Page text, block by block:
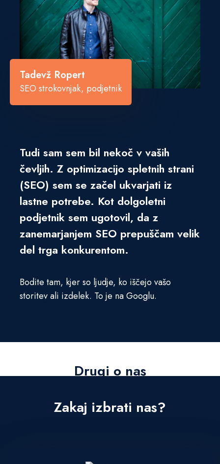
Tadevž Ropert
SEO strokovnjak, podjetnik
Tudi sam sem bil nekoč v vaših
čevljih. Z optimizacijo spletnih strani
(SEO) sem se začel ukvarjati iz
lastne potrebe. Kot dolgoletni
podjetnik sem ugotovil, da z
zanemarjanjem SEO prepuščam velik
del trga konkurentom.
Bodite tam, kjer so ljudje, ko iščejo vašo
storitev ali izdelek. To je na Googlu.
Drugi o nas
Zakaj izbrati nas?